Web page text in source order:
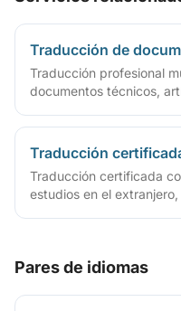
Traducción de
Traducción profesional
documentos técnicos,
Traducción
Traducción certificada
estudios en el
Pares de idiomas